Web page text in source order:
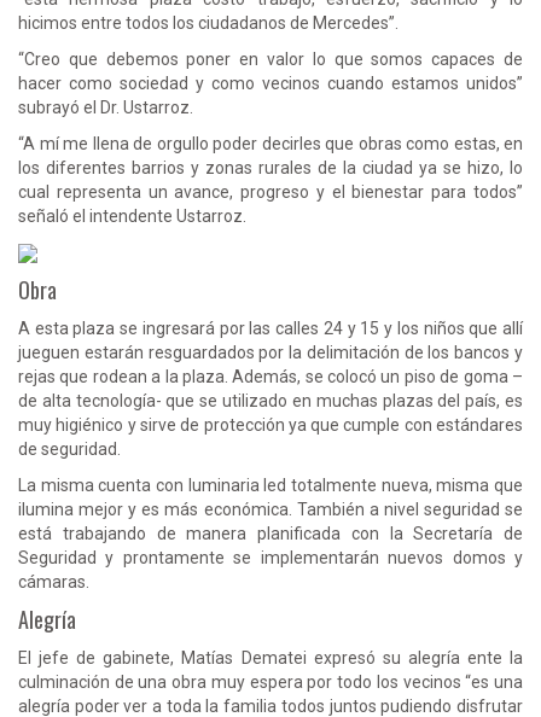
hicimos entre todos los ciudadanos de Mercedes”.
“Creo que debemos poner en valor lo que somos capaces de
hacer como sociedad y como vecinos cuando estamos unidos”
subrayó el Dr. Ustarroz.
“A mí me llena de orgullo poder decirles que obras como estas, en
los diferentes barrios y zonas rurales de la ciudad ya se hizo, lo
cual representa un avance, progreso y el bienestar para todos”
señaló el intendente Ustarroz.
Obra
A esta plaza se ingresará por las calles 24 y 15 y los niños que allí
jueguen estarán resguardados por la delimitación de los bancos y
rejas que rodean a la plaza. Además, se colocó un piso de goma –
de alta tecnología- que se utilizado en muchas plazas del país, es
muy higiénico y sirve de protección ya que cumple con estándares
de seguridad.
La misma cuenta con luminaria led totalmente nueva, misma que
ilumina mejor y es más económica. También a nivel seguridad se
está trabajando de manera planificada con la Secretaría de
Seguridad y prontamente se implementarán nuevos domos y
cámaras.
Alegría
El jefe de gabinete, Matías Dematei expresó su alegría ente la
culminación de una obra muy espera por todo los vecinos “es una
alegría poder ver a toda la familia todos juntos pudiendo disfrutar